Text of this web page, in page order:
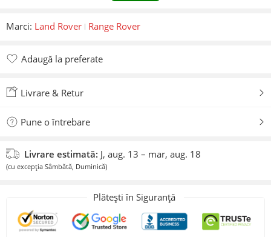
Marci: Land Rover Range Rover
Adaugă la preferate
Livrare & Retur
Pune o întrebare
Livrare estimată: J, aug. 13 – mar, aug. 18
(cu excepția Sâmbătă, Duminică)
Plătești în Siguranță